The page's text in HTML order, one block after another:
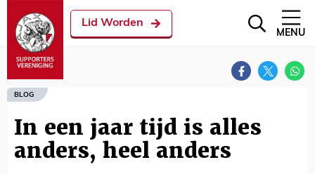
Lid Worden
MENU
BLOG
In een jaar tijd is alles
anders, heel anders